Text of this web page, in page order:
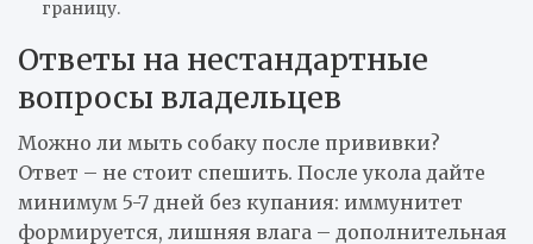
границу.
Ответы на нестандартные
вопросы владельцев
Можно ли мыть собаку после прививки?
Ответ – не стоит спешить. После укола дайте
минимум 5-7 дней без купания: иммунитет
формируется, лишняя влага – дополнительная